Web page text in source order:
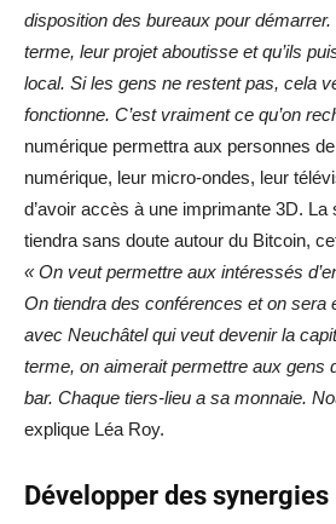
disposition des bureaux pour démarrer.
terme, leur projet aboutisse et qu’ils
local. Si les gens ne restent pas, cela
fonctionne. C’est vraiment ce qu’on
numérique permettra aux personnes
numérique, leur micro-ondes, leur
d’avoir accès à une imprimante 3D.
tiendra sans doute autour du Bitcoin,
« On veut permettre aux intéressés
On tiendra des conférences et on sera
avec Neuchâtel qui veut devenir la
terme, on aimerait permettre aux gens
bar. Chaque tiers-lieu a sa monnaie.
explique Léa Roy.
Développer des synergies